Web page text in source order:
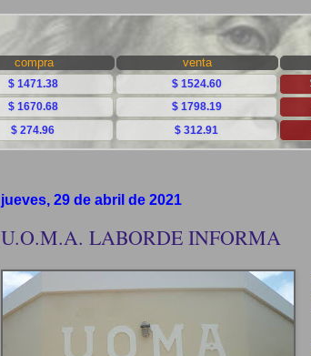
jueves, 29 de abril de 2021
U.O.M.A. LABORDE INFORMA